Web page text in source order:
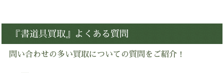
『書道具買取』よくある質問
問い合わせの多い買取についての質問をご紹介！